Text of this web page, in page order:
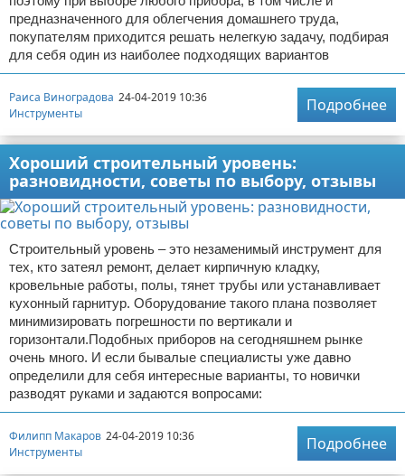
предназначенного для облегчения домашнего труда,
покупателям приходится решать нелегкую задачу, подбирая
для себя один из наиболее подходящих вариантов
Раиса Виноградова 24-04-2019 10:36
Инструменты
Подробнее
Хороший строительный уровень:
разновидности, советы по выбору, отзывы
Строительный уровень – это незаменимый инструмент для
тех, кто затеял ремонт, делает кирпичную кладку,
кровельные работы, полы, тянет трубы или устанавливает
кухонный гарнитур. Оборудование такого плана позволяет
минимизировать погрешности по вертикали и
горизонтали.Подобных приборов на сегодняшнем рынке
очень много. И если бывалые специалисты уже давно
определили для себя интересные варианты, то новички
разводят руками и задаются вопросами:
Филипп Макаров 24-04-2019 10:36
Инструменты
Подробнее